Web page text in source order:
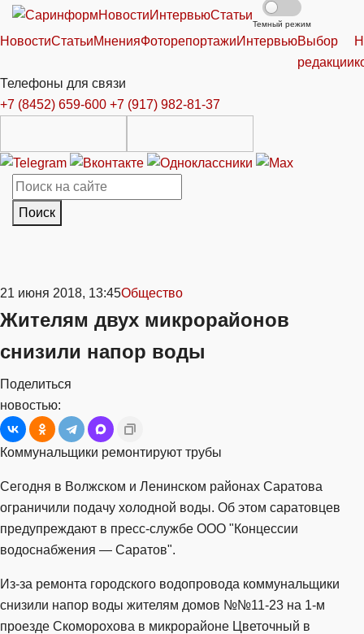
НовостиИнтервьюСтатьи
Темный режим
НовостиСтатьиМненияФоторепортажиИнтервьюВыбор
редакции
Телефоны для связи
+7 (8452) 659-600 +7 (917) 982-81-37
Поиск
21 июня 2018, 13:45Общество
Жителям двух микрорайонов
снизили напор воды
Поделиться
новостью:
Коммунальщики ремонтируют трубы
Сегодня в Волжском и Ленинском районах Саратова
ограничили подачу холодной воды. Об этом саратовцев
предупреждают в пресс-службе ООО "Концессии
водоснабжения — Саратов".
Из-за ремонта городского водопровода коммунальщики
снизили напор воды жителям домов №№11-23 на 1-м
проезде Скоморохова в микрорайоне Цветочный в